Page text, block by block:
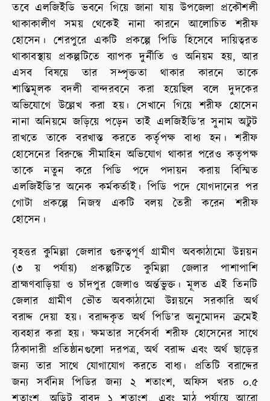
তবে এলজিইডি ভবনে গিয়ে জানা যায় উপজেলা প্রকৌশলী
থাকাকালীণ সময় থেকেই নানা কারনে আলোচিত শরীফ
হোসেন। শেরপুরে একটি প্রকল্পে পিডি হিসেবে দায়িত্বরত
থাকাবস্থায় প্রকল্পটিতে ব্যাপক দুর্নীতি ও অনিয়ম হয়, আর
এসব বিষয়ে তার সম্পৃক্ততা থাকার কারনে তাকে
শাস্তিমূলক বদলী বান্দরবনে করা হয়েছিল বলে দুদকের
অভিযোগে উল্লেখ করা হয়। সেখানে গিয়ে শরীফ হোসেন
নানা অনিয়মে জড়িয়ে পড়েন তাই এলজিইডি’র সুনাম অটুট
রাখতে তাকে বরখাস্ত করতে কর্তৃপক্ষ বাধ্য হন। শরীফ
হোসেনের বিরুদ্ধে সীমাহিন অভিযোগ থাকার পরেও কতৃপক্ষ
তাকে নতুন করে পিডি পদে পদায়ন করায় বিস্মিত
এলজিইডি’র অনেক কর্মকর্তাই। পিডি পদে যোগদানের পর
গোটা প্রকল্পে নিজস্ব একটি বলয় তৈরী করেন শরীফ
হোসেন।
বৃহত্তর কুমিল্লা জেলার গুরুত্বপূর্ণ গ্রামীণ অবকাঠামো উন্নয়ন
(৩ য় পর্যায়) প্রকল্পটিতে কুমিল্লা জেলার পাশাপাশি
ব্রাহ্মণবাড়িয়া ও চাঁদপুর জেলাও অর্ন্তভুক্ত। মূলত এই তিনটি
জেলার গ্রামীণ ভৌত অবকাঠামো উন্নয়নে সরকারি অর্থ
বরাদ্দ দেয়া হয়। বরাদ্দকৃত অর্থ পিডি’র অনুমোদন ক্রমেই
ব্যবহার করা হয়। ক্ষমতার সর্বেসর্বা শরীফ হোসেনের সাথে
ঠিকাদারী প্রতিষ্ঠানগুলো দরপত্র, অর্থ বরাদ্দ এবং অর্থ ছাড়ের
জন্য তার সাথে যোগাযোগ করতে বাধ্য। প্রতিটি বরাদ্দের
জন্য সর্বনিম্ন পিডির জন্য ২ শতাংশ, অফিস খরচ ০.৫